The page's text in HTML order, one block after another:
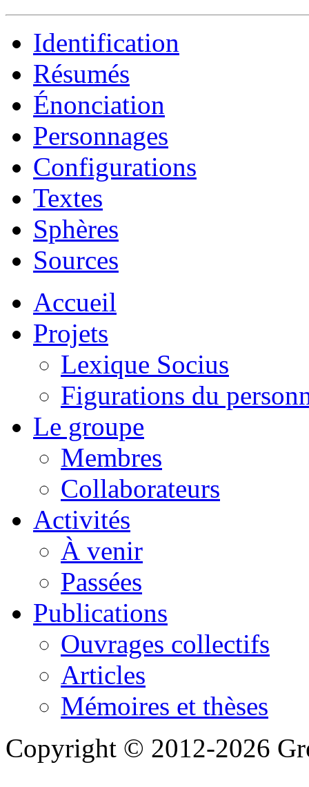
Identification
Résumés
Énonciation
Personnages
Configurations
Textes
Sphères
Sources
Accueil
Projets
Lexique Socius
Figurations du
Le groupe
Membres
Collaborateurs
Activités
À venir
Passées
Publications
Ouvrages collectifs
Articles
Mémoires et thèses
Copyright © 2012-2026